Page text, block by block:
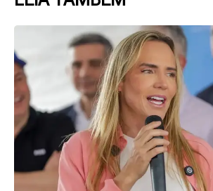
PagePagePagePagePage